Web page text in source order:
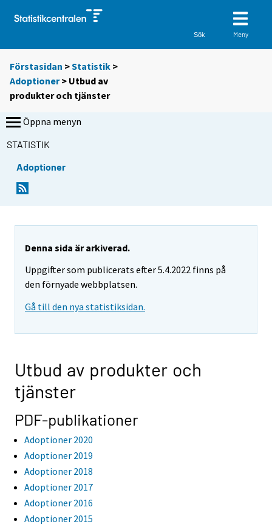
Sök Meny
Förstasidan >Statistik >
Adoptioner> Utbud av
produkter och tjänster
Öppna menyn
STATISTIK
Adoptioner
Denna sida är arkiverad.
Uppgifter som publicerats efter 5.4.2022 finns på
den förnyade webbplatsen.
Gå till den nya statistiksidan.
Utbud av produkter och
tjänster
PDF-publikationer
Adoptioner 2020
Adoptioner 2019
Adoptioner 2018
Adoptioner 2017
Adoptioner 2016
Adoptioner 2015